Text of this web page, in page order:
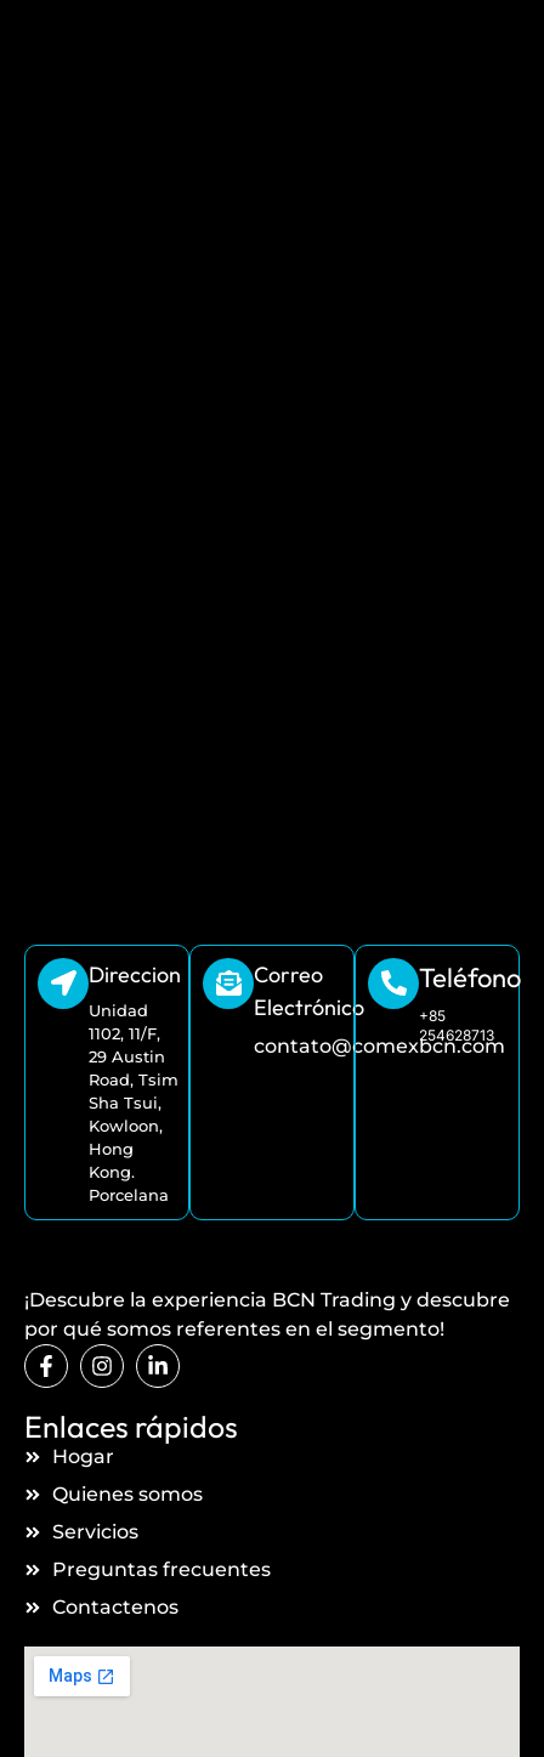
Direccion
Unidad
1102, 11/F,
29 Austin
Road, Tsim
Sha Tsui,
Kowloon,
Hong
Kong.
Porcelana
Correo
Electrónico
contato@comexbcn.com
Teléfono
+85
254628713
¡Descubre la experiencia BCN Trading y descubre
por qué somos referentes en el segmento!
Enlaces rápidos
Hogar
Quienes somos
Servicios
Preguntas frecuentes
Contactenos